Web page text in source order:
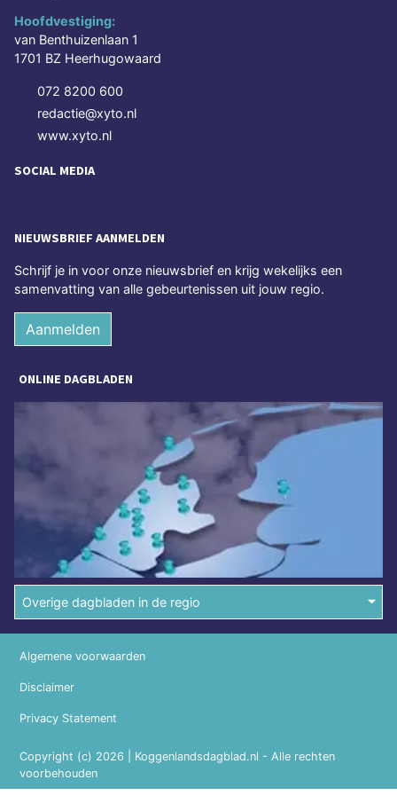
Hoofdvestiging:
van Benthuizenlaan 1
1701 BZ Heerhugowaard
072 8200 600
redactie@xyto.nl
www.xyto.nl
SOCIAL MEDIA
NIEUWSBRIEF AANMELDEN
Schrijf je in voor onze nieuwsbrief en krijg wekelijks een
samenvatting van alle gebeurtenissen uit jouw regio.
Aanmelden
ONLINE DAGBLADEN
Overige dagbladen in de regio
Copyright (c) 2026 | Koggenlandsdagblad.nl - Alle rechten
voorbehouden
Algemene voorwaarden
Disclaimer
Privacy Statement